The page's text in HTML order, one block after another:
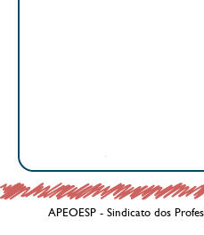
APEOESP - Sindicato dos